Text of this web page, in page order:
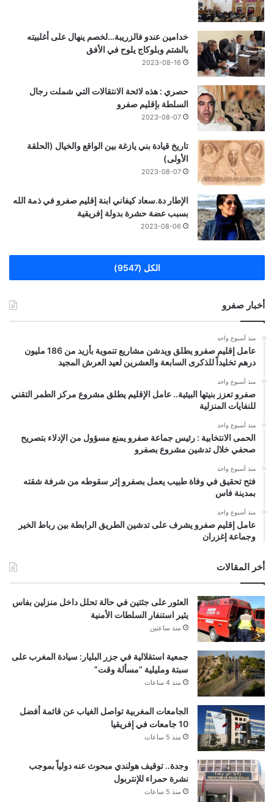
خدامين عندو فالزريبة…لخصم ينهال على أغلبيته
بالشتم وبلوكاج يلوح في الأفق
2023-08-16
حصري : هذه لائحة الانتقالات التي شملت رجال
السلطة بإقليم صفرو
2023-08-07
تاريخ قيادة بني يازغة بين الواقع والخيال (الحلقة
الأولى)
2023-08-07
الإطار دة.سعاد كيفاني ابنة إقليم صفرو في ذمة الله
بسبب عضة حشرة بدولة إفريقية
2023-08-06
الكل (9547)
أخبار صفرو
منذ أسبوع واحد
عامل إقليم صفرو يطلق ويدشن مشاريع تنموية بأزيد من 186 مليون
درهم تخليداً للذكرى السابعة والعشرين لعيد العرش المجيد
منذ أسبوع واحد
صفرو تعزز بنيتها البيئية.. عامل الإقليم يطلق مشروع مركز الطمر التقني
للنفايات المنزلية
منذ أسبوع واحد
الحمى الانتخابية : رئيس جماعة صفرو يمنع مسؤول من الإدلاء بتصريح
صحفي خلال تدشين مشروع بصفرو
منذ أسبوع واحد
فتح تحقيق في وفاة طبيب يعمل بصفرو إثر سقوطه من شرفة شقته
بمدينة فاس
منذ أسبوع واحد
عامل إقليم صفرو يشرف على تدشين الطريق الرابطة بين رباط الخير
وجماعة إغزران
أخر المقالات
العثور على جثتين في حالة تحلل داخل منزلين بفاس
يثير استنفار السلطات الأمنية
منذ ساعتين
جمعية استقلالية في جزر البليار: سيادة المغرب على
سبتة ومليلية “مسألة وقت”
منذ 4 ساعات
الجامعات المغربية تواصل الغياب عن قائمة أفضل
10 جامعات في إفريقيا
منذ 5 ساعات
وجدة.. توقيف هولندي مبحوث عنه دولياً بموجب
نشرة حمراء للإنتربول
منذ 5 ساعات